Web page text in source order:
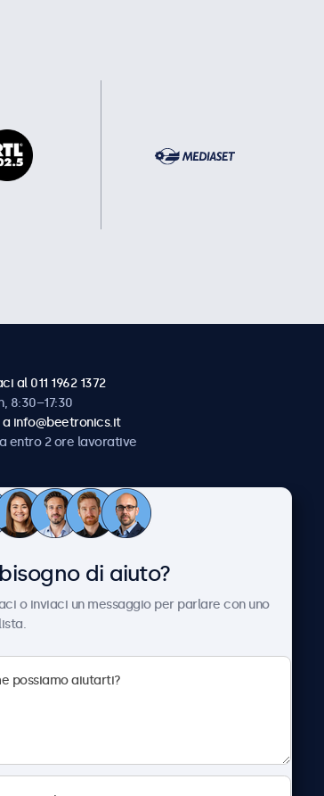
al 011 1962 1372
8:30–17:30
info@beetronics.it
entro 2 ore lavorative
Chi siamo
Notizie e aggiornamenti
Beetronics
Lavora con noi
di aiuto?
o inviaci un messaggio per parlare con uno